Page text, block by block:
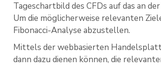
Tageschartbild des CFDs auf das an
Um die möglicherweise relevanten
Fibonacci-Analyse abzustellen.
Mittels der webbasierten
dann dazu dienen können, die